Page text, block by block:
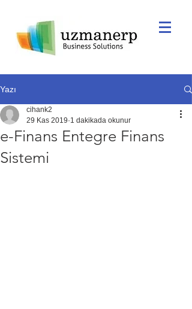
Yazı
e-Finans Entegre Finans
Sistemi
cihank2
29 Kas 2019 1 dakikada okunur